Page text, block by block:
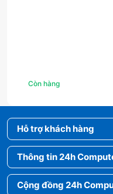
Còn hàng
Hỗ trợ khách hàng
Thông tin 24h
Cộng đồng 24h